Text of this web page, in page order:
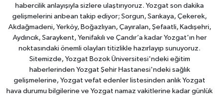
habercilik anlayışıyla sizlere ulaştırıyoruz. Yozgat son dakika
gelişmelerini anbean takip ediyor; Sorgun, Sarıkaya, Çekerek,
Akdağmadeni, Yerköy, Boğazlıyan, Çayıralan, Şefaatli, Kadışehri,
Aydıncık, Saraykent, Yenifakılı ve Çandır’a kadar Yozgat'ın her
noktasındaki önemli olayları titizlikle hazırlayıp sunuyoruz.
Sitemizde, Yozgat Bozok Üniversitesi'ndeki eğitim
haberlerinden Yozgat Şehir Hastanesi'ndeki sağlık
gelişmelerine, Yozgat vefat edenler listesinden anlık Yozgat
hava durumu bilgilerine ve Yozgat namaz vakitlerine kadar günlük